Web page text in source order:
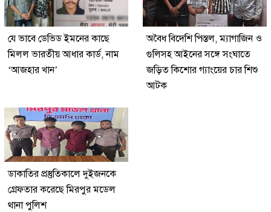
যে ভাবে ডেভিড ইমনের কাছে
মিলল ভারতীয় আধার কার্ড, নাম
‘আজহার খান’
অবৈধ বিদেশি পিস্তল, ম্যাগাজিন ও
গুলিসহ আইনের সঙ্গে সংঘাতে
জড়িত কিশোর গ্যাংয়ের চার শিশু
আটক
ডাকাতির প্রস্তুতিকালে দুইজনকে
গ্রেফতার করেছে মিরপুর মডেল
থানা পুলিশ